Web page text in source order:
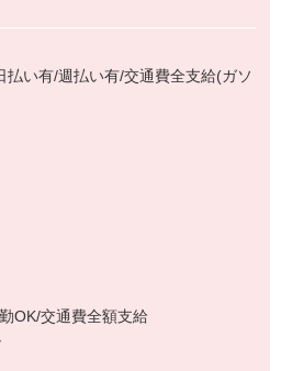
る
少人数で黙々と働きたい」という方
い有/週払い有/交通費全支給(ガソ
OK/交通費全額支給